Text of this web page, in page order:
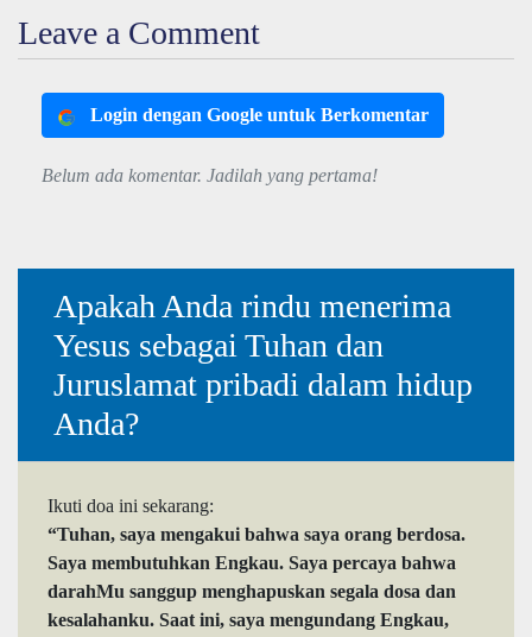
Leave a Comment
Login dengan Google untuk Berkomentar
Belum ada komentar. Jadilah yang pertama!
Apakah Anda rindu menerima
Yesus sebagai Tuhan dan
Juruslamat pribadi dalam hidup
Anda?
Ikuti doa ini sekarang:
“Tuhan, saya mengakui bahwa saya orang berdosa.
Saya membutuhkan Engkau. Saya percaya bahwa
darahMu sanggup menghapuskan segala dosa dan
kesalahanku. Saat ini, saya mengundang Engkau,